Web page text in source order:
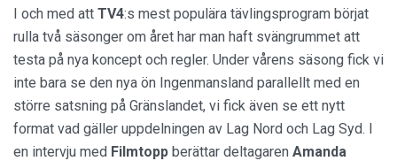
I och med att TV4:s mest populära tävlingsprogram börjat
rulla två säsonger om året har man haft svängrummet att
testa på nya koncept och regler. Under vårens säsong fick vi
inte bara se den nya ön Ingenmansland parallellt med en
större satsning på Gränslandet, vi fick även se ett nytt
format vad gäller uppdelningen av Lag Nord och Lag Syd. I
en intervju med Filmtopp berättar deltagaren Amanda